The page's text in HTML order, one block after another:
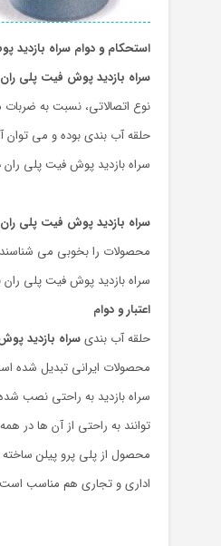
استحکام و دوام سراه بازدید
سراه بازدید پوش فیت پلی ران
نوع اتصالاتی، نسبت به
حلقه آب بندی بوده و می توان
سراه بازدید پوش فیت پلی ران در سایزهای ۷۰،
سراه بازدید پوش فیت پلی ران
محصولات را بخوبی می
سراه بازدید پوش فیت پلی
اعتبار و دوام
حلقه آب بندیسراه بازدید
محصولات ایرانی تبدیل شده
سراه بازدید به راحتی نصب
توانند به راحتی از آن ها در
محصول از پلی پرو پیلن
اداری و تجاری هم مناسب